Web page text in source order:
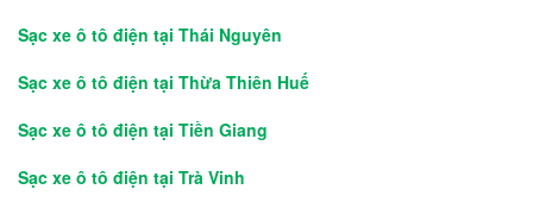
Sạc xe ô tô điện tại Thái Nguyên
Sạc xe ô tô điện tại Thừa Thiên Huế
Sạc xe ô tô điện tại Tiền Giang
Sạc xe ô tô điện tại Trà Vinh